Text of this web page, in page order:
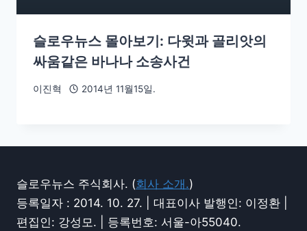
슬로우뉴스 몰아보기: 다윗과 골리앗의
싸움같은 바나나 소송사건
이진혁 2014년 11월15일.
슬로우뉴스 주식회사. (회사 소개.)
등록일자 : 2014. 10. 27. | 대표이사 발행인: 이정환 |
편집인: 강성모. | 등록번호: 서울-아55040.